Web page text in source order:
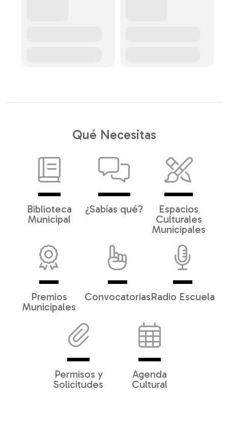
Qué Necesitas
Biblioteca
Municipal
¿Sabías qué?
Espacios
Culturales
Municipales
Premios
Municipales
ConvocatoriasRadio Escuela
Permisos y
Solicitudes
Agenda
Cultural